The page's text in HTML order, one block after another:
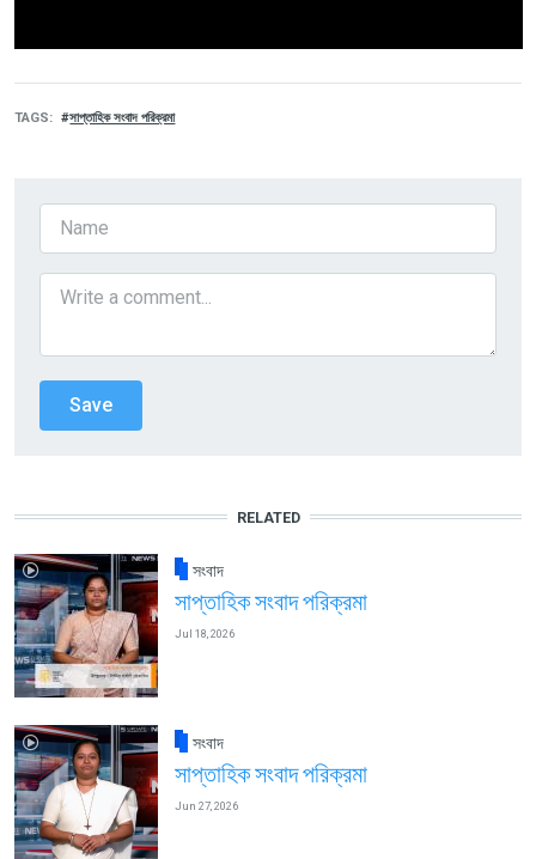
TAGS সাপ্তাহিক সংবাদ পরিক্রমা
RELATED
সংবাদ
সাপ্তাহিক সংবাদ পরিক্রমা
Jul 18, 2026
সংবাদ
সাপ্তাহিক সংবাদ পরিক্রমা
Jun 27, 2026